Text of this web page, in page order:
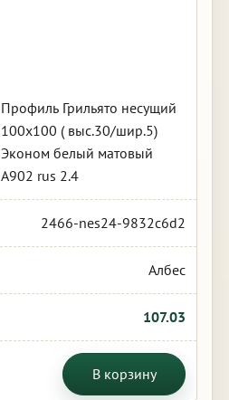
Профиль Грильято несущий
100х100 ( выс.30/шир.5)
Эконом белый матовый
А902 rus 2.4
2466-nes24-9832c6d2
Албес
107.03
В корзину